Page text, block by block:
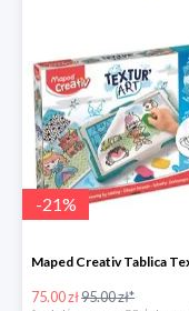
-21%
75.00 zł95.00 zł*